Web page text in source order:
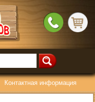
Контактная информация